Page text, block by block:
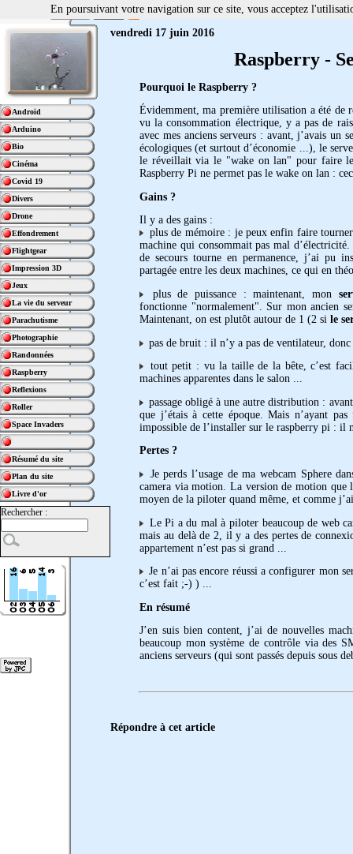
Android
Arduino
Bio
Cinéma
Covid 19
Divers
Drone
Effondrement
Flightgear
Impression 3D
Jeux
La vie du serveur
Parachutisme
Photographie
Randonnées
Raspberry
Reflexions
Roller
Space Invaders
Résumé du site
Plan du site
Livre d'or
Rechercher :
vendredi 17 juin 2016
Raspberry -
Pourquoi le Raspberry ?
Évidemment, ma première utilisation a été de
vu la consommation électrique, y a pas de
avec mes anciens serveurs : avant, j’avais un
écologiques (et surtout d’économie ...), le
le réveillait via le "wake on lan" pour faire
Raspberry Pi ne permet pas le wake on lan :
Gains ?
Il y a des gains :
plus de mémoire : je peux enfin faire
machine qui consommait pas mal
de secours tourne en permanence, j’ai pu
partagée entre les deux machines, ce qui en
plus de puissance : maintenant, mon
fonctionne "normalement". Sur mon ancien
Maintenant, on est plutôt autour de 1 (2 sile
pas de bruit : il n’y a pas de ventilateur,
tout petit : vu la taille de la bête, c’est
machines apparentes dans le salon ...
passage obligé à une autre distribution :
que j’étais à cette époque. Mais n’ayant
impossible de l’installer sur le raspberry pi : il
Pertes ?
Je perds l’usage de ma webcam Sphere
camera via motion. La version de motion que
moyen de la piloter quand même, et comme
Le Pi a du mal à piloter beaucoup de web
mais au delà de 2, il y a des pertes de
appartement n’est pas si grand ...
Je n’ai pas encore réussi a configurer mon
c’est fait ;-) ) ...
En résumé
J’en suis bien content, j’ai de nouvelles
beaucoup mon système de contrôle via des
anciens serveurs (qui sont passés depuis sous
Répondre à cet article
En poursuivant votre navigation sur ce site, vous acceptez